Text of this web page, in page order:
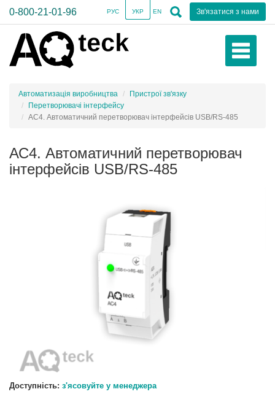
0-800-21-01-96 Зв'язатися з нами
РУС УКР EN
Автоматизація виробництва
Пристрої зв'язку
Перетворювачі інтерфейсу
АС4. Автоматичний перетворювач інтерфейсів USB/RS-485
АС4. Автоматичний перетворювач
інтерфейсів USB/RS-485
Доступність: з'ясовуйте у менеджера